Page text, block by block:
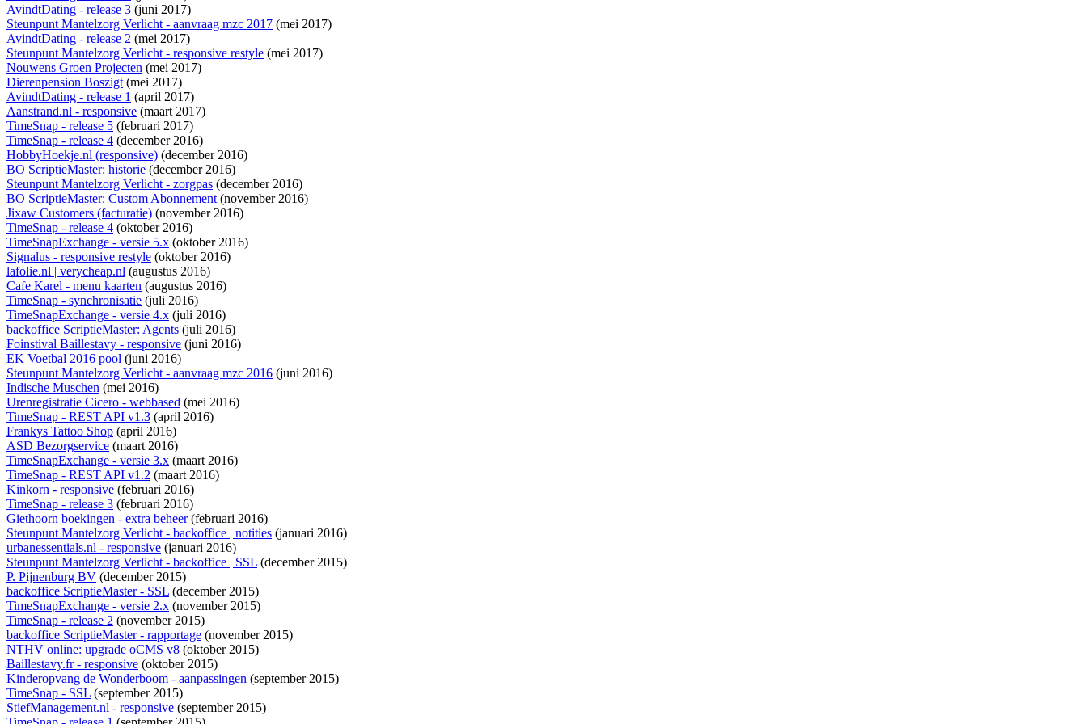
AvindtDating - release 3 (juni 2017)
Steunpunt Mantelzorg Verlicht - aanvraag mzc 2017 (mei 2017)
AvindtDating - release 2 (mei 2017)
Steunpunt Mantelzorg Verlicht - responsive restyle (mei 2017)
Nouwens Groen Projecten (mei 2017)
Dierenpension Boszigt(mei 2017)
AvindtDating - release 1 (april 2017)
Aanstrand.nl - responsive (maart 2017)
TimeSnap - release 5 (februari 2017)
TimeSnap - release 4 (december 2016)
HobbyHoekje.nl (responsive) (december 2016)
BO ScriptieMaster: historie (december 2016)
Steunpunt Mantelzorg Verlicht - zorgpas (december 2016)
BO ScriptieMaster: Custom Abonnement(november 2016)
Jixaw Customers (facturatie) (november 2016)
TimeSnap - release 4 (oktober 2016)
TimeSnapExchange - versie 5.x (oktober 2016)
Signalus - responsive restyle (oktober 2016)
lafolie.nl | verycheap.nl (augustus 2016)
Cafe Karel - menu kaarten (augustus 2016)
TimeSnap - synchronisatie (juli 2016)
TimeSnapExchange - versie 4.x (juli 2016)
backoffice ScriptieMaster: Agents (juli 2016)
Foinstival Baillestavy - responsive (juni 2016)
EK Voetbal 2016 pool (juni 2016)
Steunpunt Mantelzorg Verlicht - aanvraag mzc 2016 (juni 2016)
Indische Muschen (mei 2016)
Urenregistratie Cicero - webbased (mei 2016)
TimeSnap - REST API v1.3 (april 2016)
Frankys Tattoo Shop (april 2016)
ASD Bezorgservice (maart 2016)
TimeSnapExchange - versie 3.x (maart 2016)
TimeSnap - REST API v1.2 (maart 2016)
Kinkorn - responsive (februari 2016)
TimeSnap - release 3 (februari 2016)
Giethoorn boekingen - extra beheer(februari 2016)
Steunpunt Mantelzorg Verlicht - backoffice | notities (januari 2016)
urbanessentials.nl - responsive (januari 2016)
Steunpunt Mantelzorg Verlicht - backoffice | SSL (december 2015)
P. Pijnenburg BV (december 2015)
backoffice ScriptieMaster - SSL (december 2015)
TimeSnapExchange - versie 2.x (november 2015)
TimeSnap - release 2 (november 2015)
backoffice ScriptieMaster - rapportage (november 2015)
NTHV online: upgrade oCMS v8 (oktober 2015)
Baillestavy.fr - responsive (oktober 2015)
Kinderopvang de Wonderboom - aanpassingen (september 2015)
TimeSnap - SSL (september 2015)
StiefManagement.nl - responsive (september 2015)